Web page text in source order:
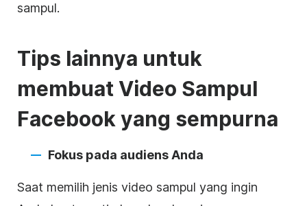
sampul.
Tips lainnya untuk
membuat Video Sampul
Facebook yang sempurna
Fokus pada audiens Anda
Saat memilih jenis video sampul yang ingin